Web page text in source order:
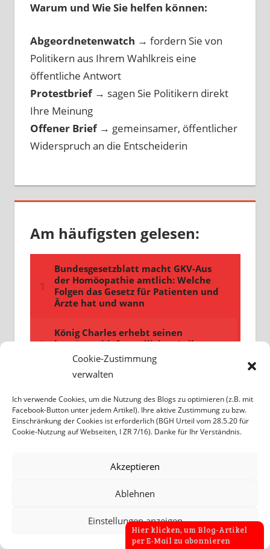
Cookie-Zustimmung
verwalten
Ich verwende Cookies, um die Nutzung des Blogs zu optimieren (z.B. mit
Facebook-Button unter jedem Artikel). Ihre aktive Zustimmung zu bzw.
Einschränkung der Cookies ist erforderlich (BGH Urteil vom 28.5.20 für
Cookie-Nutzung auf Webseiten, I ZR 7/16). Danke für Ihr Verständnis.
Akzeptieren
Ablehnen
Einstellungen anzeigen
Warum und Wie Sie helfen können:
Abgeordnetenwatch → fordern Sie von
Politikern aus Ihrem Wahlkreis eine
öffentliche Antwort
Protestbrief → sagen Sie Politikern direkt
Ihre Meinung
Offener Brief → gemeinsamer, öffentlicher
Widerspruch an die Entscheiderin
Am häufigsten gelesen:
Hier klicken, um Blog-Artikel
per E-Mail zu abonnieren